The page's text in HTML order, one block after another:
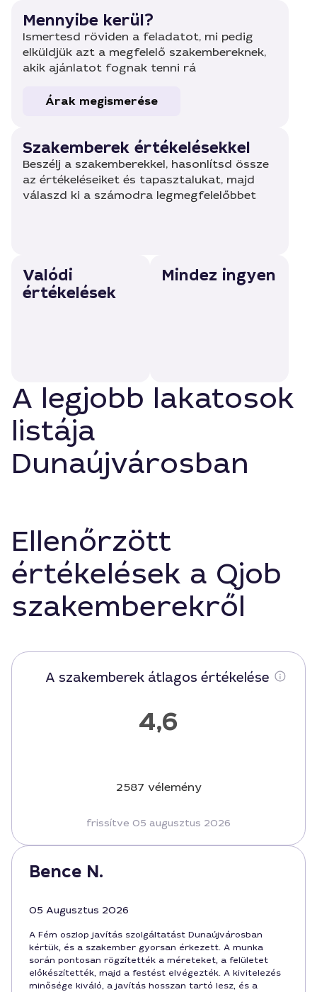
Mennyibe kerül?
Ismertesd röviden a feladatot, mi pedig
elküldjük azt a megfelelő szakembereknek,
akik ajánlatot fognak tenni rá
Árak megismerése
Szakemberek értékelésekkel
Beszélj a szakemberekkel, hasonlítsd össze
az értékeléseiket és tapasztalukat, majd
válaszd ki a számodra legmegfelelőbbet
Valódi
értékelések
Mindez ingyen
A legjobb lakatosok
listája
Dunaújvárosban
Ellenőrzött
értékelések a Qjob
szakemberekről
A szakemberek átlagos értékelése
4,6
2587 vélemény
frissítve 05 augusztus 2026
Bence N.
05 Augusztus 2026
A Fém oszlop javítás szolgáltatást Dunaújvárosban
kértük, és a szakember gyorsan érkezett. A munka
során pontosan rögzítették a méreteket, a felületet
előkészítették, majd a festést elvégezték. A kivitelezés
minősége kiváló, a javítás hosszan tartó lesz, és a